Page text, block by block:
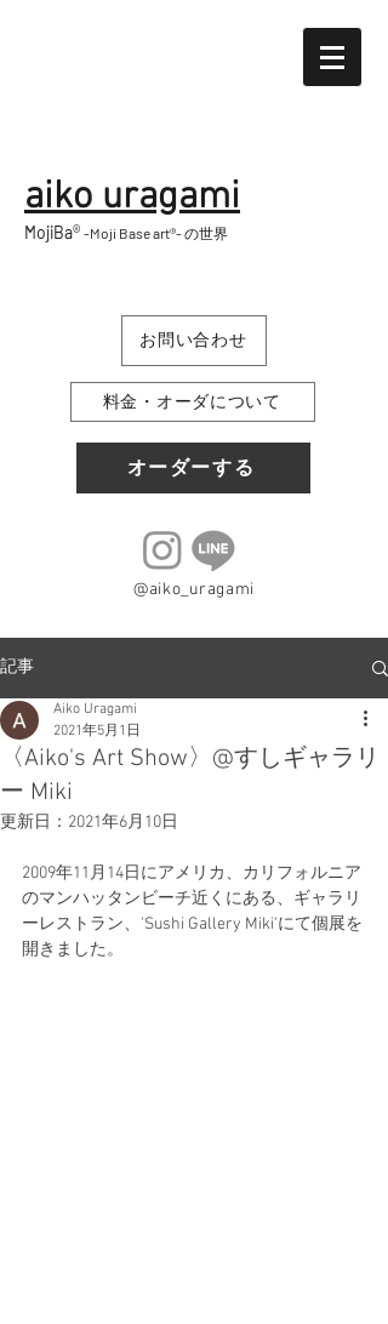
aiko uragami
MojiBa®︎ -Moji Base art®︎-の世界
お問い合わせ
料金・オーダについて
オーダーする
@aiko_uragami
記事
〈Aiko's Art Show〉@すしギャラリ
ー Miki
Aiko Uragami
2021年5月1日
更新日： 2021年6月10日
2009年11月14日にアメリカ、カリフォルニア
のマンハッタンビーチ近くにある、ギャラリ
ーレストラン、'Sushi Gallery Miki'にて個展を
開きました。